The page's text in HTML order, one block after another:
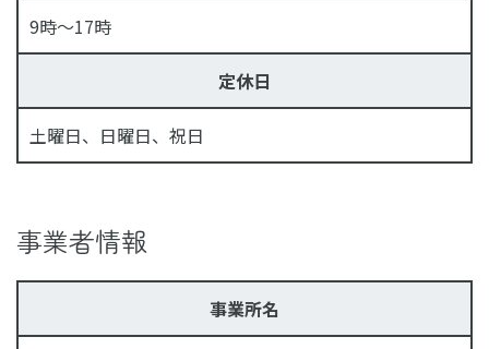
9時〜17時
定休日
土曜日、日曜日、祝日
事業者情報
事業所名